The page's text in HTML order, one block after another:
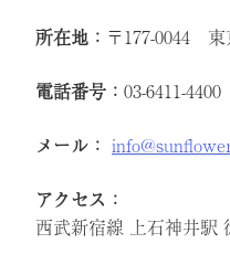
所在地： 〒177-0044
電話番号： 03-6411-4400
メール：
アクセス：
西武新宿線 上石神井駅